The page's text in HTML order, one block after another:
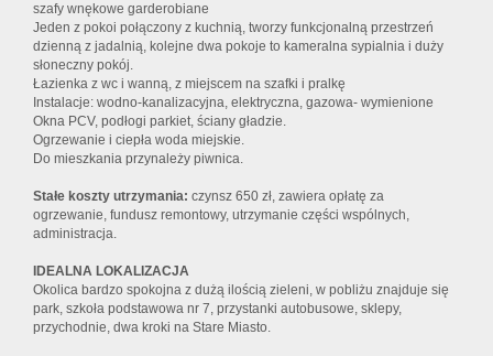
szafy wnękowe garderobiane
Jeden z pokoi połączony z kuchnią, tworzy funkcjonalną przestrzeń
dzienną z jadalnią, kolejne dwa pokoje to kameralna sypialnia i duży
słoneczny pokój.
Łazienka z wc i wanną, z miejscem na szafki i pralkę
Instalacje: wodno-kanalizacyjna, elektryczna, gazowa- wymienione
Okna PCV, podłogi parkiet, ściany gładzie.
Ogrzewanie i ciepła woda miejskie.
Do mieszkania przynależy piwnica.
Stałe koszty utrzymania: czynsz 650 zł, zawiera opłatę za
ogrzewanie, fundusz remontowy, utrzymanie części wspólnych,
administracja.
IDEALNA LOKALIZACJA
Okolica bardzo spokojna z dużą ilością zieleni, w pobliżu znajduje się
park, szkoła podstawowa nr 7, przystanki autobusowe, sklepy,
przychodnie, dwa kroki na Stare Miasto.